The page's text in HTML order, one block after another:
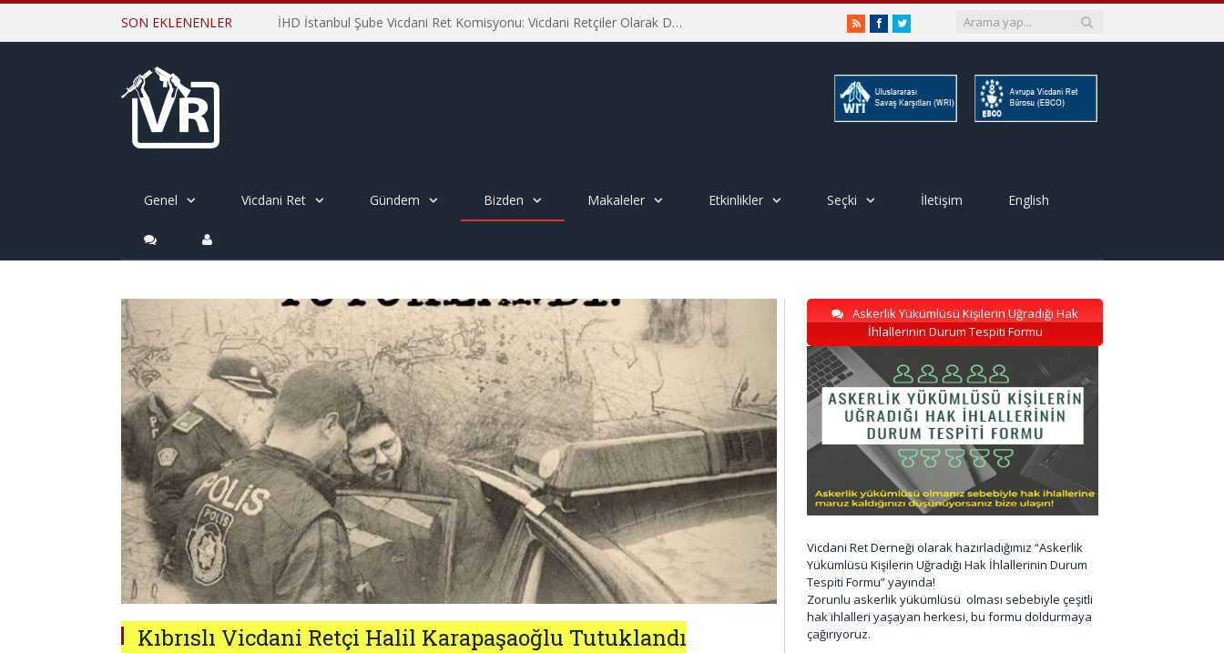
SON EKLENENLER İHD İstanbul Şube Vicdani Ret Komisyonu: Vicdani Retçiler Olarak Destek İçin Buradayız! RSSFacebookTwitter
Genel Vicdani Ret Gündem Bizden Makaleler Etkinlikler Seçki İletişim English
Kıbrıslı Vicdani Retçi Halil Karapaşaoğlu Tutuklandı
Askerlik Yükümlüsü Kişilerin Uğradığı Hak
İhlallerinin Durum Tespiti Formu
Vicdani Ret Derneği olarak hazırladığımız “Askerlik
Yükümlüsü Kişilerin Uğradığı Hak İhlallerinin Durum
Tespiti Formu” yayında!
Zorunlu askerlik yükümlüsü olması sebebiyle çeşitli
hak ihlalleri yaşayan herkesi, bu formu doldurmaya
çağırıyoruz.